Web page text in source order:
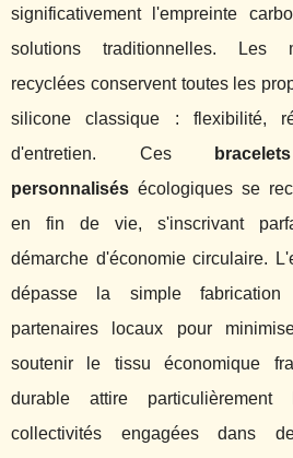
significativement l'empreinte
solutions traditionnelles. Les
recyclées conservent toutes les
silicone classique : flexibilité,
d'entretien. Ces
personnalisés écologiques se
en fin de vie, s'inscrivant
démarche d'économie circulaire.
dépasse la simple
partenaires locaux pour
soutenir le tissu économique
durable attire
collectivités engagées dans